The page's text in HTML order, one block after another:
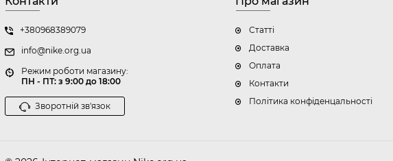
+380968389079
info@nike.org.ua
Режим роботи магазину:
ПН - ПТ: з 9:00 до 18:00
Зворотній зв'язок
Статті
Доставка
Оплата
Контакти
Політика конфіденцальності